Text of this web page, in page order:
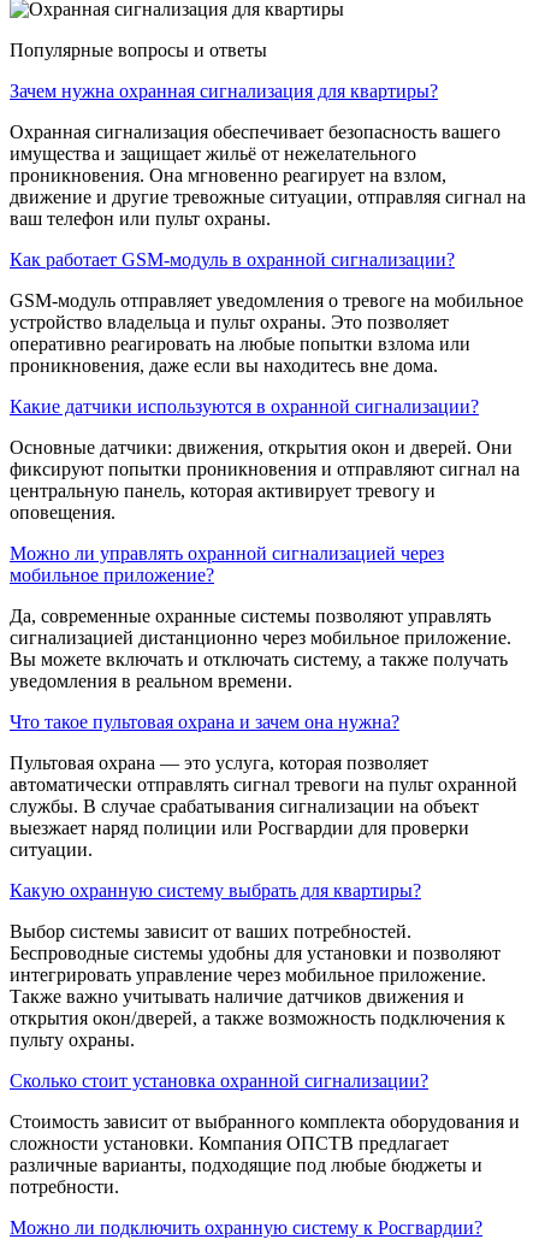
Популярные вопросы и ответы
Зачем нужна охранная сигнализация для квартиры?
Охранная сигнализация обеспечивает безопасность вашего
имущества и защищает жильё от нежелательного
проникновения. Она мгновенно реагирует на взлом,
движение и другие тревожные ситуации, отправляя сигнал на
ваш телефон или пульт охраны.
Как работает GSM-модуль в охранной сигнализации?
GSM-модуль отправляет уведомления о тревоге на мобильное
устройство владельца и пульт охраны. Это позволяет
оперативно реагировать на любые попытки взлома или
проникновения, даже если вы находитесь вне дома.
Какие датчики используются в охранной сигнализации?
Основные датчики: движения, открытия окон и дверей. Они
фиксируют попытки проникновения и отправляют сигнал на
центральную панель, которая активирует тревогу и
оповещения.
Можно ли управлять охранной сигнализацией через
мобильное приложение?
Да, современные охранные системы позволяют управлять
сигнализацией дистанционно через мобильное приложение.
Вы можете включать и отключать систему, а также получать
уведомления в реальном времени.
Что такое пультовая охрана и зачем она нужна?
Пультовая охрана — это услуга, которая позволяет
автоматически отправлять сигнал тревоги на пульт охранной
службы. В случае срабатывания сигнализации на объект
выезжает наряд полиции или Росгвардии для проверки
ситуации.
Какую охранную систему выбрать для квартиры?
Выбор системы зависит от ваших потребностей.
Беспроводные системы удобны для установки и позволяют
интегрировать управление через мобильное приложение.
Также важно учитывать наличие датчиков движения и
открытия окон/дверей, а также возможность подключения к
пульту охраны.
Сколько стоит установка охранной сигнализации?
Стоимость зависит от выбранного комплекта оборудования и
сложности установки. Компания ОПСТВ предлагает
различные варианты, подходящие под любые бюджеты и
потребности.
Можно ли подключить охранную систему к Росгвардии?